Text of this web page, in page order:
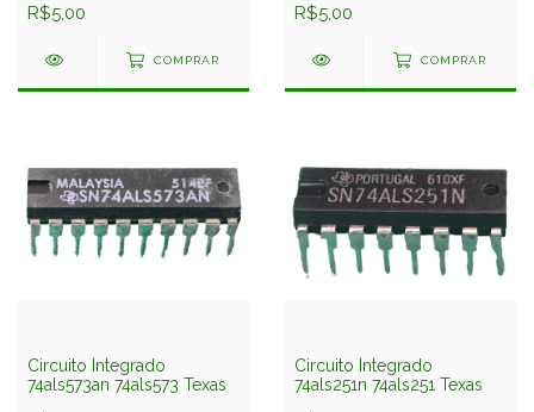
R$5,00
COMPRAR
R$5,00
COMPRAR
Circuito Integrado
74als573an 74als573 Texas
Circuito Integrado
74als251n 74als251 Texas